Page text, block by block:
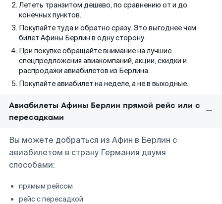
Лететь транзитом дешево, по сравнению от и до
конечных пунктов.
Покупайте туда и обратно сразу. Это выгоднее чем
билет Афины Берлин в одну сторону.
При покупке обращайте внимание на лучшие
спецпредложения авиакомпаний, акции, скидки и
распродажи авиабилетов из Берлина.
Покупайте авиабилет на неделе, а не в выходные.
Авиабилеты Афины Берлин прямой рейс или с
пересадками
Вы можете добраться из Афин в Берлин с
авиабилетом в страну Германия двумя
способами:
прямым рейсом
рейс с пересадкой